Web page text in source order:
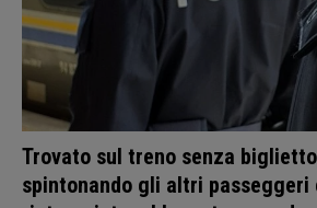
Trovato sul treno senza
spintonando gli altri passeggeri